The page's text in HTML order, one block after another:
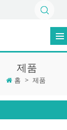
제품
홈 > 제품